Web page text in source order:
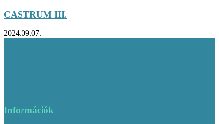
CASTRUM III.
2024.09.07.
Információk